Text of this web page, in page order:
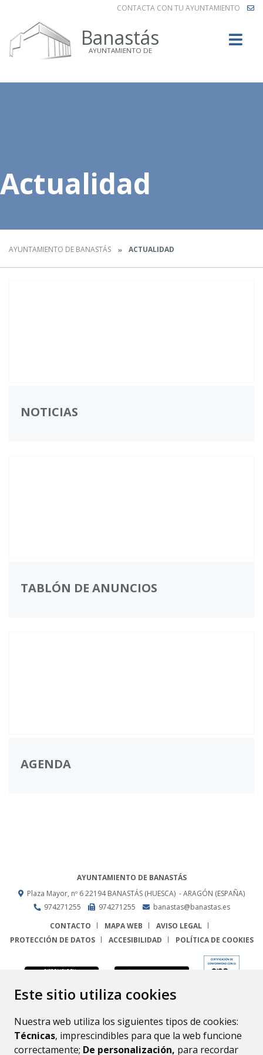
Este sitio utiliza cookies
Nuestra web utiliza los siguientes tipos de cookies:
Técnicas, imprescindibles para que la web funcione
correctamente; De personalización, para recordar
CONTACTA CON TU AYUNTAMIENTO
Banastás
AYUNTAMIENTO DE
Actualidad
AYUNTAMIENTO DE BANASTÁS ACTUALIDAD
NOTICIAS
TABLÓN DE ANUNCIOS
AGENDA
AYUNTAMIENTO DE BANASTÁS
Plaza Mayor, nº 622194 BANASTÁS (HUESCA) - ARAGÓN (ESPAÑA)
974271255
974271255
banastas@banastas.es
CONTACTO
MAPA WEB
AVISO LEGAL
PROTECCIÓN DE DATOS
ACCESIBILIDAD POLÍTICA DE COOKIES